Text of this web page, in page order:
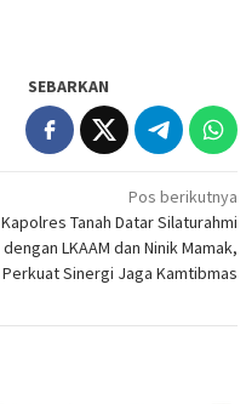
SEBARKAN
Pos berikutnya
Kapolres Tanah Datar Silaturahmi
dengan LKAAM dan Ninik Mamak,
Perkuat Sinergi Jaga Kamtibmas